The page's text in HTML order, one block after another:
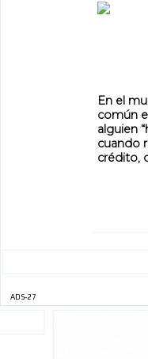
En el
común
alguien
cuando
crédito,
ADS-27